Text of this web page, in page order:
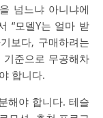
넘느냐 아니냐에
“모델Y는 얼마 받
보다, 구매하려는
준으로 무공해차
합니다.
해야 합니다. 테슬